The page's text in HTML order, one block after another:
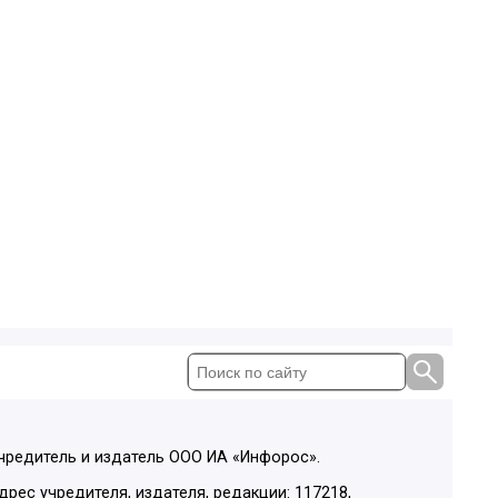
и издатель ООО ИА «Инфорос».
учредителя, издателя, редакции: 117218,